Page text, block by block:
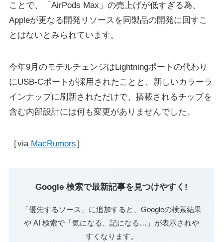
ことで、「AirPods Max」の売上げが低すぎる為、
Appleが更なる開発リソースを同製品の開発に回すこ
とはないとみられています。
今年9月のモデルチェンジはLightningポートの代わり
にUSB-Cポートが採用されたことと、新しいカラーラ
インナップに刷新されただけで、搭載されるチップを
含む内部設計には何も変更がありませんでした。
［viaMacRumors］
Google 検索で最新記事を見つけやすく!
「優先するソース」に追加すると、Googleの検索結果
や AI 検索で「気になる、記になる…」が表示されや
すくなります。